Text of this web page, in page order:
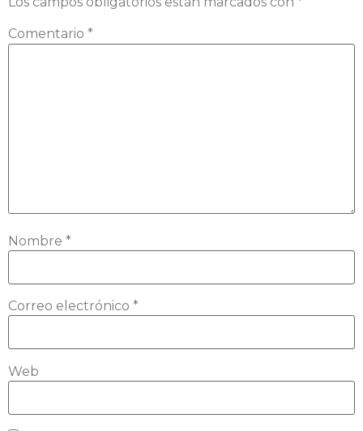
Comentario *
Nombre *
Correo electrónico *
Web